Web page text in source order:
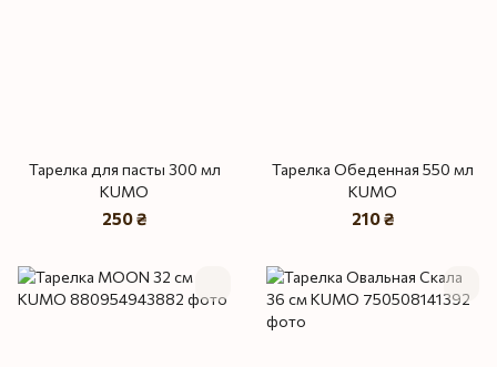
Тарелка для пасты 300 мл
KUMO
250 ₴
Тарелка Обеденная 550 мл
KUMO
210 ₴